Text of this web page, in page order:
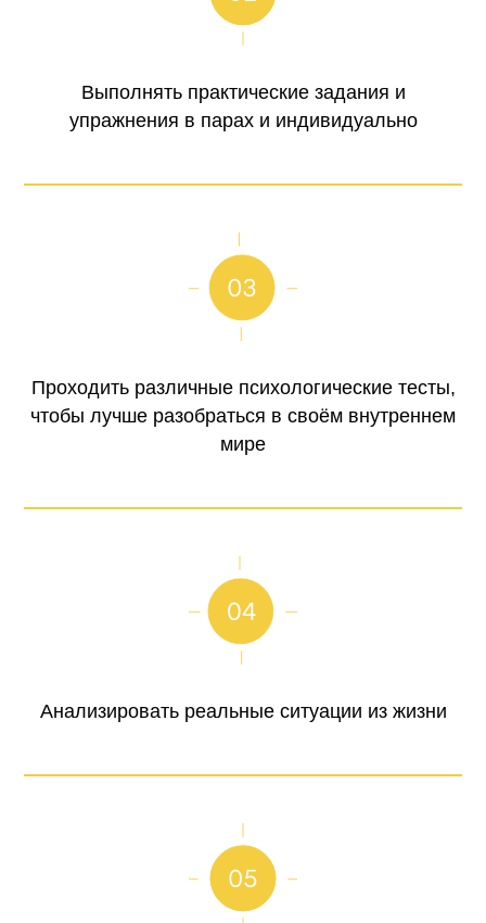
Выполнять практические задания и
упражнения в парах и индивидуально
Проходить различные психологические тесты,
чтобы лучше разобраться в своём внутреннем
мире
Анализировать реальные ситуации из жизни